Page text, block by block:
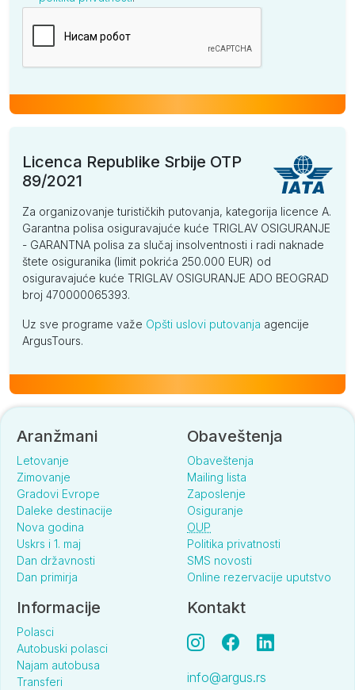
Licenca Republike Srbije OTP
89/2021
Za organizovanje turističkih putovanja, kategorija licence A.
Garantna polisa osiguravajuće kuće TRIGLAV OSIGURANJE
- GARANTNA polisa za slučaj insolventnosti i radi naknade
štete osiguranika (limit pokrića 250.000 EUR) od
osiguravajuće kuće TRIGLAV OSIGURANJE ADO BEOGRAD
broj 470000065393.
Uz sve programe važe Opšti uslovi putovanja agencije
ArgusTours.
Aranžmani
Letovanje
Zimovanje
Gradovi Evrope
Daleke destinacije
Nova godina
Uskrs i 1. maj
Dan državnosti
Dan primirja
Obaveštenja
Obaveštenja
Mailing lista
Zaposlenje
Osiguranje
OUP
Politika privatnosti
SMS novosti
Online rezervacije uputstvo
Informacije
Polasci
Autobuski polasci
Najam autobusa
Transferi
Kontakt
info@argus.rs